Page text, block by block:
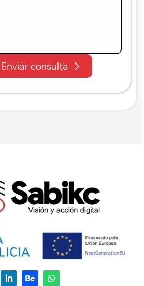
Enviar consulta